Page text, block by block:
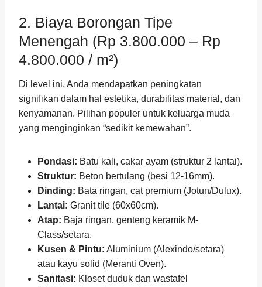
2. Biaya Borongan Tipe
Menengah (Rp 3.800.000 – Rp
4.800.000 / m²)
Di level ini, Anda mendapatkan peningkatan
signifikan dalam hal estetika, durabilitas material, dan
kenyamanan. Pilihan populer untuk keluarga muda
yang menginginkan “sedikit kemewahan”.
Pondasi: Batu kali, cakar ayam (struktur 2 lantai).
Struktur: Beton bertulang (besi 12-16mm).
Dinding: Bata ringan, cat premium (Jotun/Dulux).
Lantai: Granit tile (60x60cm).
Atap: Baja ringan, genteng keramik M-
Class/setara.
Kusen & Pintu: Aluminium (Alexindo/setara)
atau kayu solid (Meranti Oven).
Sanitasi: Kloset duduk dan wastafel